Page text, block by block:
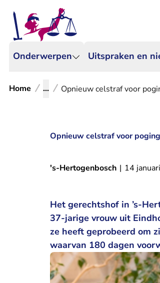
Onderwerpen Uitspraken en
Home ... Opnieuw celstraf voor
Opnieuw celstraf voor
's-Hertogenbosch | 14
Het gerechtshof in ’s-
37-jarige vrouw uit
ze heeft geprobeerd om
waarvan 180 dagen